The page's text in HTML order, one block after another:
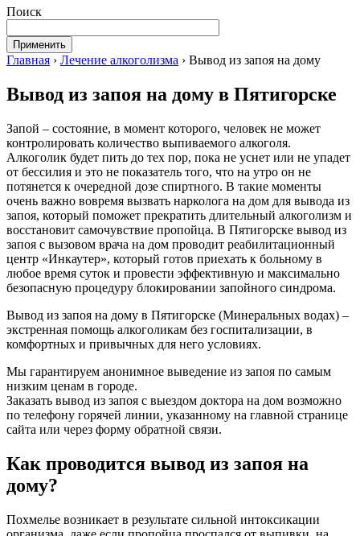
Поиск
Главная › Лечение алкоголизма › Вывод из запоя на дому
Вывод из запоя на дому в Пятигорске
Запой – состояние, в момент которого, человек не может
контролировать количество выпиваемого алкоголя.
Алкоголик будет пить до тех пор, пока не уснет или не упадет
от бессилия и это не показатель того, что на утро он не
потянется к очередной дозе спиртного. В такие моменты
очень важно вовремя вызвать нарколога на дом для вывода из
запоя, который поможет прекратить длительный алкоголизм и
восстановит самочувствие пропойца. В Пятигорске вывод из
запоя с вызовом врача на дом проводит реабилитационный
центр «Инкаутер», который готов приехать к больному в
любое время суток и провести эффективную и максимально
безопасную процедуру блокировании запойного синдрома.
Вывод из запоя на дому в Пятигорске (Минеральных водах) –
экстренная помощь алкоголикам без госпитализации, в
комфортных и привычных для него условиях.
Мы гарантируем анонимное выведение из запоя по самым
низким ценам в городе.
Заказать вывод из запоя с выездом доктора на дом возможно
по телефону горячей линии, указанному на главной странице
сайта или через форму обратной связи.
Как проводится вывод из запоя на
дому?
Похмелье возникает в результате сильной интоксикации